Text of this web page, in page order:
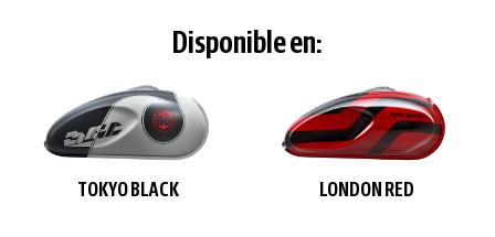
Disponible en:
TOKYO BLACK LONDON RED